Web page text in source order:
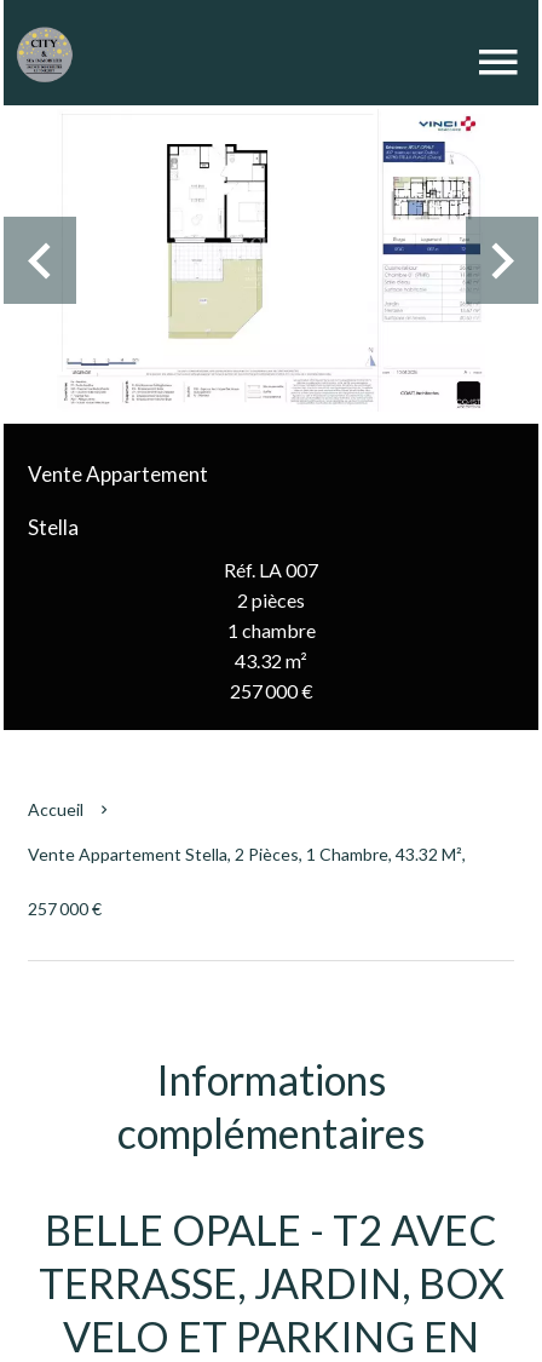
Vente Appartement
Stella
Réf. LA 007
2 pièces
1 chambre
43.32 m²
257 000 €
Accueil
Vente Appartement Stella, 2 Pièces, 1 Chambre, 43.32 M²,
257 000 €
Informations
complémentaires
BELLE OPALE - T2 AVEC
TERRASSE, JARDIN, BOX
VELO ET PARKING EN